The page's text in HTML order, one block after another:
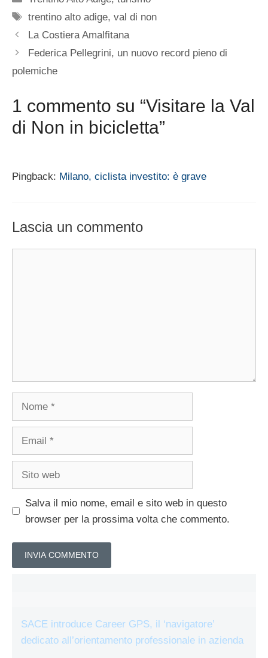
Tag
trentino alto adige,val di non
La Costiera Amalfitana
Federica Pellegrini, un nuovo record pieno di
polemiche
1 commento su “Visitare la Val
di Non in bicicletta”
Pingback: Milano, ciclista investito: è grave
Lascia un commento
Salva il mio nome, email e sito web in questo
browser per la prossima volta che commento.
SACE introduce Career GPS, il ‘navigatore’
dedicato all’orientamento professionale in azienda